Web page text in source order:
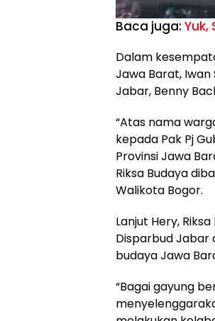
Baca juga: Yuk,
Dalam
Jawa Barat, Iwan
Jabar, Benny
“Atas nama
kepada Pak Pj
Provinsi Jawa
Riksa Budaya
Walikota Bogor.
Lanjut Hery,
Disparbud Jabar
budaya Jawa
“Bagai gayung